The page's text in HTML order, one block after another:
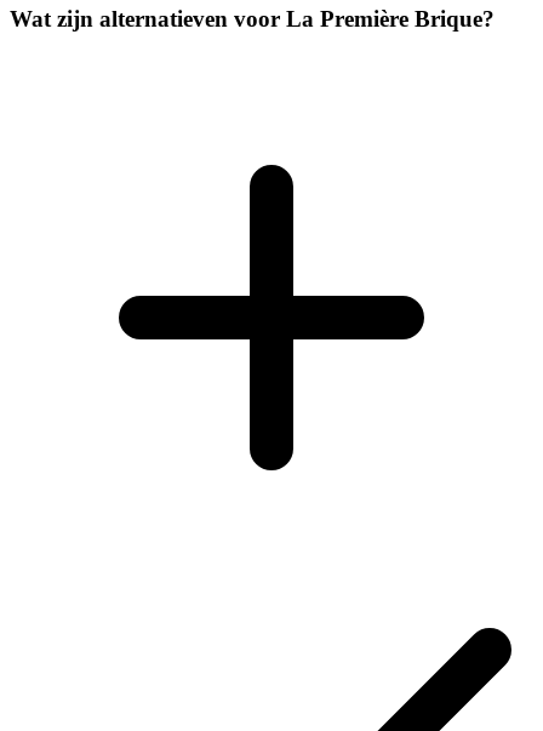
Wat zijn alternatieven voor La Première Brique?